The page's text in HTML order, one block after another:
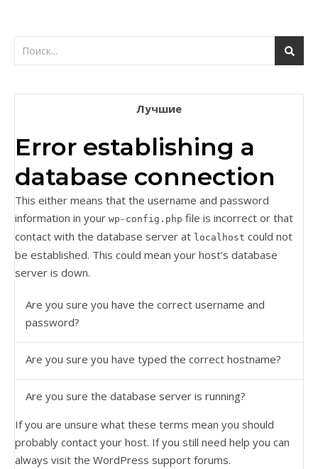
Лучшие
Error establishing a
database connection
This either means that the username and password
information in your wp-config.php file is incorrect or that
contact with the database server at localhost could not
be established. This could mean your host’s database
server is down.
Are you sure you have the correct username and
password?
Are you sure you have typed the correct hostname?
Are you sure the database server is running?
If you are unsure what these terms mean you should
probably contact your host. If you still need help you can
always visit the WordPress support forums.